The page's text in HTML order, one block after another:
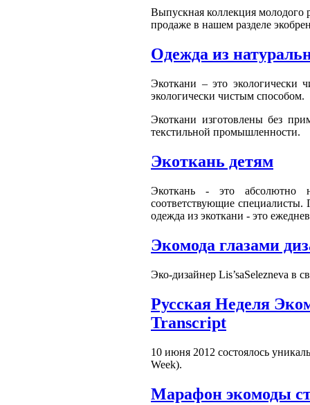
Выпускная коллекция молодого
продаже в нашем разделе
Одежда из
Экоткани – это экологически
экологически чистым способом.
Экоткани изготовлены без
текстильной промышленности.
Экоткань детям
Экоткань - это абсолютно
соответствующие специалисты.
одежда из экоткани - это
Экомода глазами
Эко-дизайнер Lis’saSelezneva в
Русская Неделя
Transcript
10 июня 2012 состоялось
Week).
Марафон экомоды